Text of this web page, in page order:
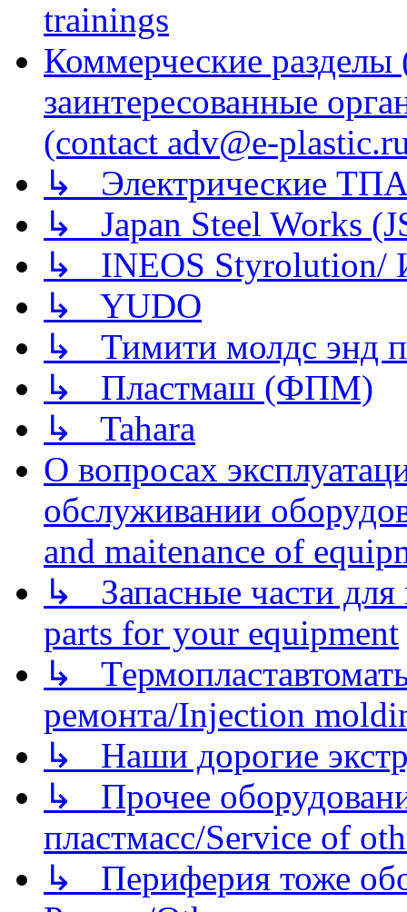
trainings
Коммерческие
заинтересованные
(contact adv@e-
↳ Электрические
↳ Japan Steel Works
↳ INEOS
↳ YUDO
↳ Тимити молдс энд
↳ Пластмаш (ФПМ)
↳ Tahara
О вопросах
обслуживании
and maitenance of
↳ Запасные части для
parts for your equipment
↳
ремонта/Injection
↳ Наши дорогие
↳ Прочее
пластмасс/Service of
↳ Периферия тоже